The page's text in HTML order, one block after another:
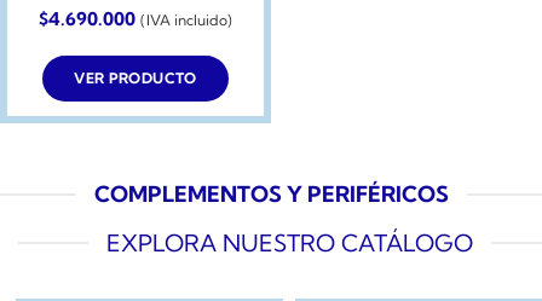
$4.690.000 (IVA incluido)
VER PRODUCTO
COMPLEMENTOS Y PERIFÉRICOS
EXPLORA NUESTRO CATÁLOGO